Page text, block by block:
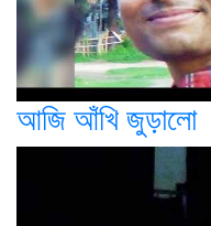
আজি আঁখি জুড়ালো